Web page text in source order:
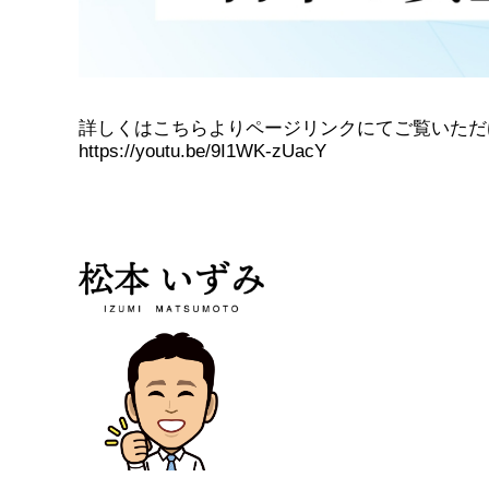
詳しくはこちらよりページリンクにてご覧いた
https://youtu.be/9I1WK-zUacY